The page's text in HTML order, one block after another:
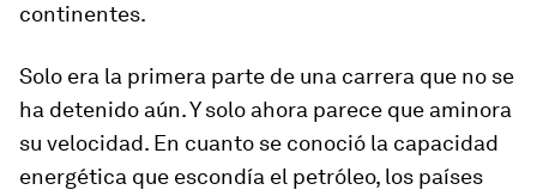
continentes.
Solo era la primera parte de una carrera que no se
ha detenido aún. Y solo ahora parece que aminora
su velocidad. En cuanto se conoció la capacidad
energética que escondía el petróleo, los países